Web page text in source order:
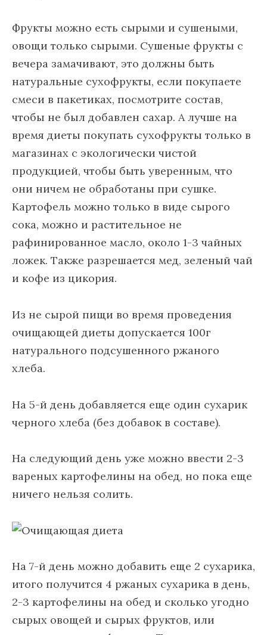
Фрукты можно есть сырыми и сушеными,
овощи только сырыми. Сушеные фрукты с
вечера замачивают, это должны быть
натуральные сухофрукты, если покупаете
смеси в пакетиках, посмотрите состав,
чтобы не был добавлен сахар. А лучше на
время диеты покупать сухофрукты только в
магазинах с экологически чистой
продукцией, чтобы быть уверенным, что
они ничем не обработаны при сушке.
Картофель можно только в виде сырого
сока, можно и растительное не
рафинированное масло, около 1-3 чайных
ложек. Также разрешается мед, зеленый чай
и кофе из цикория.
Из не сырой пищи во время проведения
очищающей диеты допускается 100г
натурального подсушенного ржаного
хлеба.
На 5-й день добавляется еще один сухарик
черного хлеба (без добавок в составе).
На следующий день уже можно ввести 2-3
вареных картофелины на обед, но пока еще
ничего нельзя солить.
На 7-й день можно добавить еще 2 сухарика,
итого получится 4 ржаных сухарика в день,
2-3 картофелины на обед и сколько угодно
сырых овощей и сырых фруктов, или